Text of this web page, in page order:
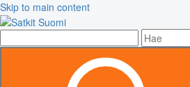
Skip to main content